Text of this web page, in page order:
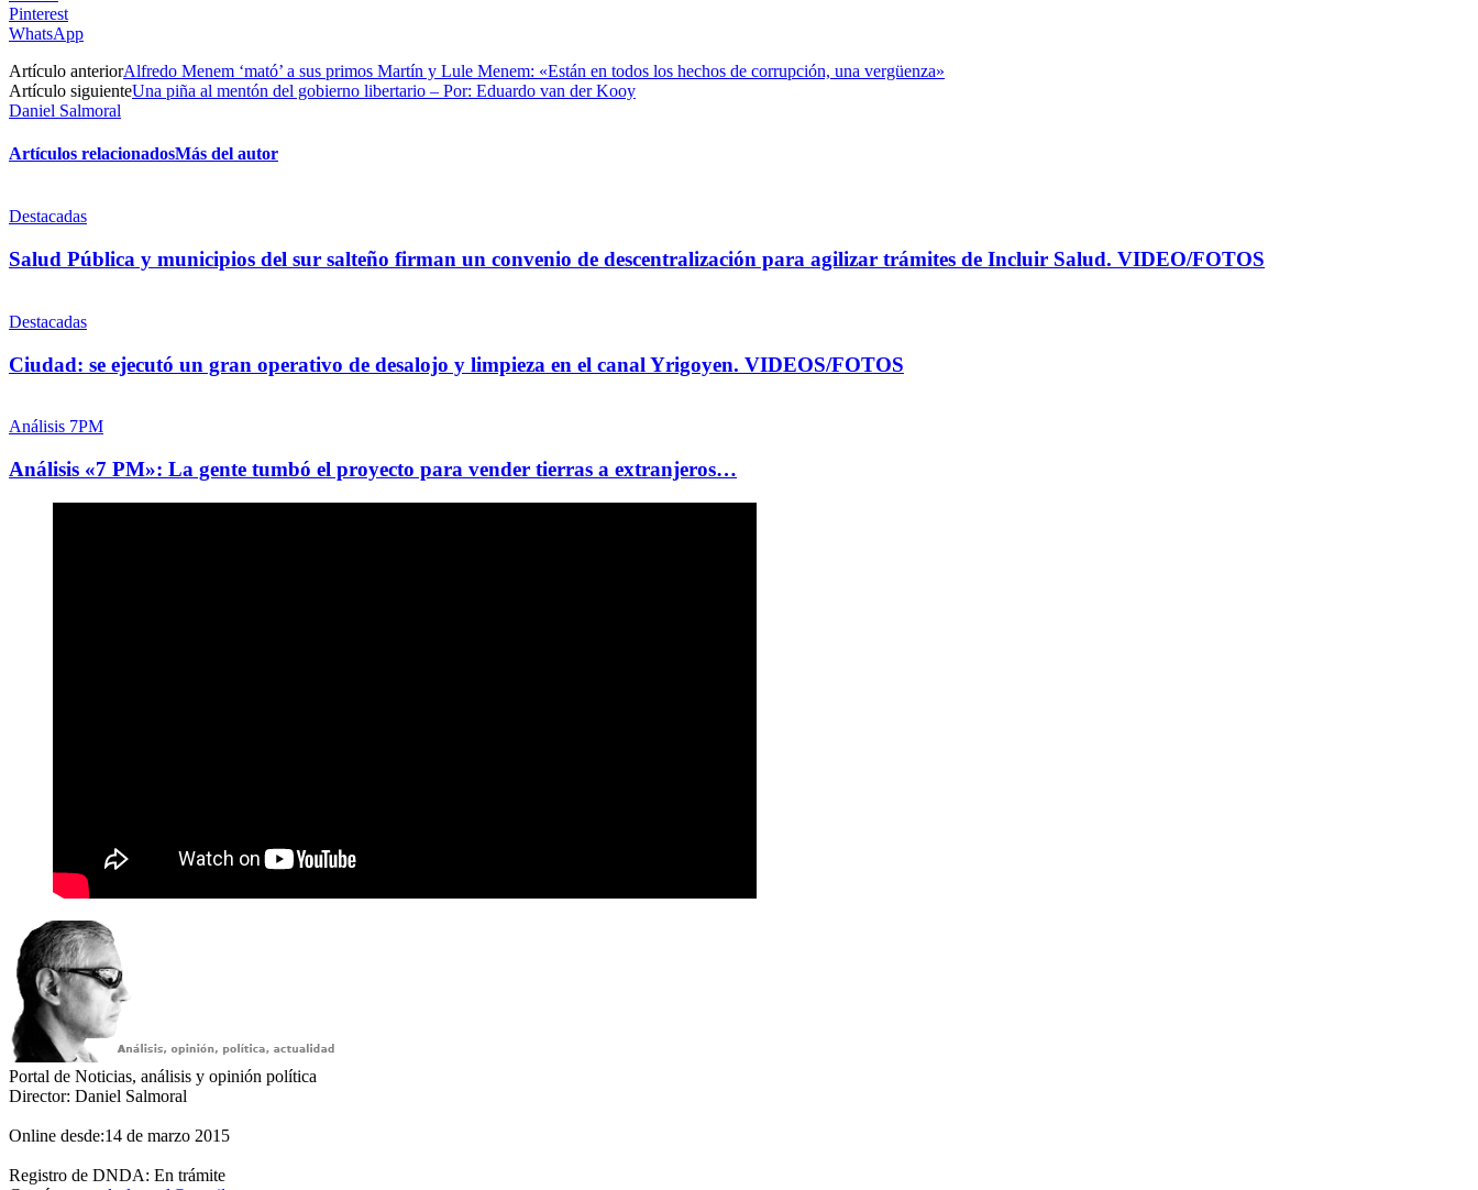
Pinterest
WhatsApp
Artículo anteriorAlfredo Menem ‘mató’ a sus primos Martín y Lule Menem: «Están en todos los hechos de corrupción, una vergüenza»
Artículo siguienteUna piña al mentón del gobierno libertario – Por: Eduardo van der Kooy
Daniel Salmoral
Artículos relacionadosMás del autor
Destacadas
Salud Pública y municipios del sur salteño firman un convenio de descentralización para agilizar trámites de Incluir Salud. VIDEO/FOTOS
Destacadas
Ciudad: se ejecutó un gran operativo de desalojo y limpieza en el canal Yrigoyen. VIDEOS/FOTOS
Análisis 7PM
Análisis «7 PM»: La gente tumbó el proyecto para vender tierras a extranjeros…
Portal de Noticias, análisis y opinión política
Director: Daniel Salmoral
Online desde:14 de marzo 2015
Registro de DNDA: En trámite